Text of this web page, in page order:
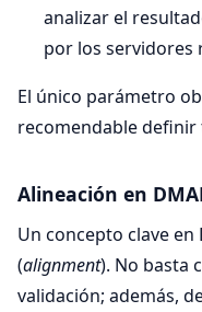
analizar el
por los servidores
El único parámetro
recomendable definir
Alineación en
Un concepto clave en
(alignment). No basta
validación; además,